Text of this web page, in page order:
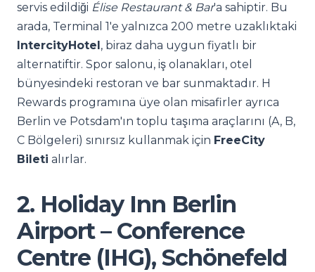
servis edildiği Élise Restaurant & Bar'a sahiptir. Bu
arada, Terminal 1'e yalnızca 200 metre uzaklıktaki
IntercityHotel, biraz daha uygun fiyatlı bir
alternatiftir. Spor salonu, iş olanakları, otel
bünyesindeki restoran ve bar sunmaktadır. H
Rewards programına üye olan misafirler ayrıca
Berlin ve Potsdam'ın toplu taşıma araçlarını (A, B,
C Bölgeleri) sınırsız kullanmak için FreeCity
Bileti alırlar.
2. Holiday Inn Berlin
Airport – Conference
Centre (IHG), Schönefeld